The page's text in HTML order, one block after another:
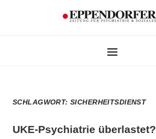
SCHLAGWORT:SICHERHEITSDIENST
UKE-Psychiatrie überlastet?